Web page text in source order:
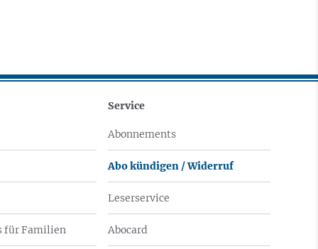
für Familien
Service
Abonnements
Abo kündigen / Widerruf
Leserservice
Abocard